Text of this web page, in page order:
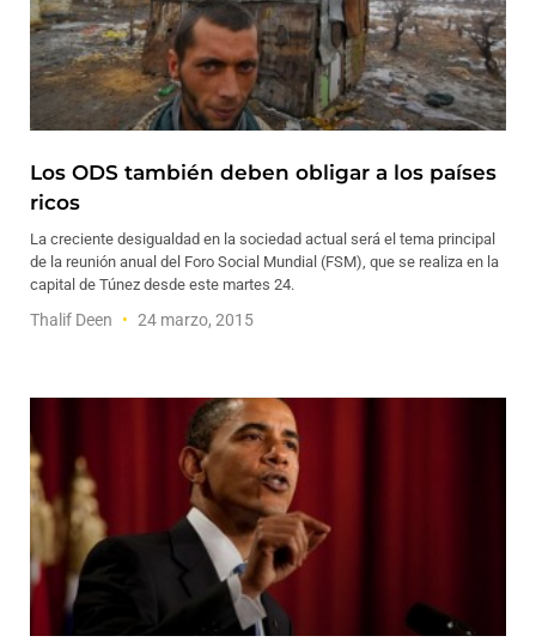
Los ODS también deben obligar a los países
ricos
La creciente desigualdad en la sociedad actual será el tema principal
de la reunión anual del Foro Social Mundial (FSM), que se realiza en la
capital de Túnez desde este martes 24.
Thalif Deen 24 marzo, 2015